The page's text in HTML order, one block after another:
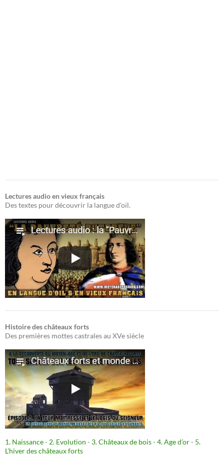
Lectures audio en vieux français
Des textes pour découvrir la langue d'oïl.
Histoire des châteaux forts
Des premières mottes castrales au XVe siècle
1. Naissance- 2. Evolution - 3. Châteaux de bois- 4. Age d’or- 5.
L’hiver des châteaux forts